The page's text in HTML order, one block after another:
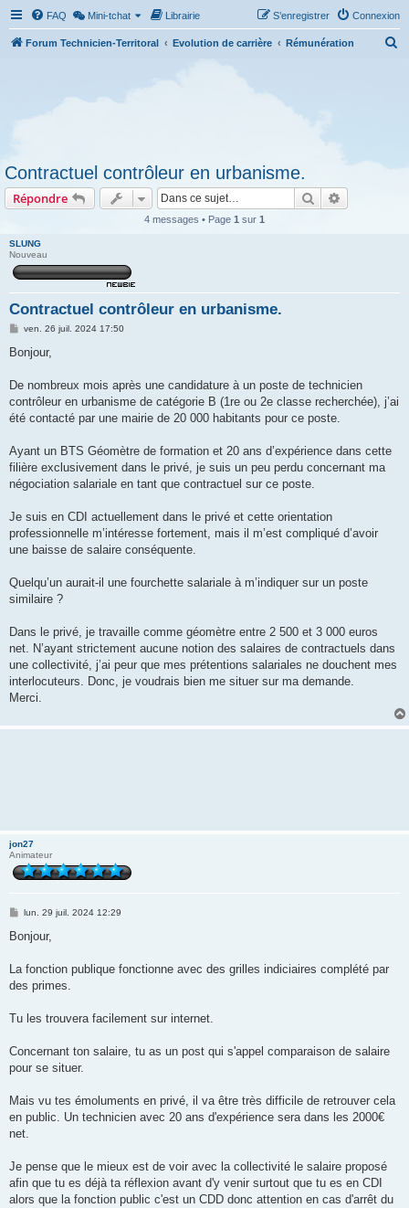
FAQ Mini-tchat Librairie Connexion
S’enregistrer
Forum Technicien-Territoral Evolution de carrière Rémunération
Contractuel contrôleur en urbanisme.
Répondre Rechercher
4 messages • Page 1 sur 1
SLUNG
Nouveau
Contractuel contrôleur en urbanisme.
M
s
g
ven. 26 juil. 2024 17:50
Bonjour,
De nombreux mois après une candidature à un poste de technicien
contrôleur en urbanisme de catégorie B (1re ou 2e classe recherchée), j’ai
été contacté par une mairie de 20 000 habitants pour ce poste.
Ayant un BTS Géomètre de formation et 20 ans d’expérience dans cette
filière exclusivement dans le privé, je suis un peu perdu concernant ma
négociation salariale en tant que contractuel sur ce poste.
Je suis en CDI actuellement dans le privé et cette orientation
professionnelle m’intéresse fortement, mais il m’est compliqué d’avoir
une baisse de salaire conséquente.
Quelqu’un aurait-il une fourchette salariale à m’indiquer sur un poste
similaire ?
Dans le privé, je travaille comme géomètre entre 2 500 et 3 000 euros
net. N’ayant strictement aucune notion des salaires de contractuels dans
une collectivité, j’ai peur que mes prétentions salariales ne douchent mes
interlocuteurs. Donc, je voudrais bien me situer sur ma demande.
Merci.
jon27
Animateur
M
s
g
lun. 29 juil. 2024 12:29
Bonjour,
La fonction publique fonctionne avec des grilles indiciaires complété par
des primes.
Tu les trouvera facilement sur internet.
Concernant ton salaire, tu as un post qui s'appel comparaison de salaire
pour se situer.
Mais vu tes émoluments en privé, il va être très difficile de retrouver cela
en public. Un technicien avec 20 ans d'expérience sera dans les 2000€
net.
Je pense que le mieux est de voir avec la collectivité le salaire proposé
afin que tu es déjà ta réflexion avant d'y venir surtout que tu es en CDI
alors que la fonction public c'est un CDD donc attention en cas d'arrêt du